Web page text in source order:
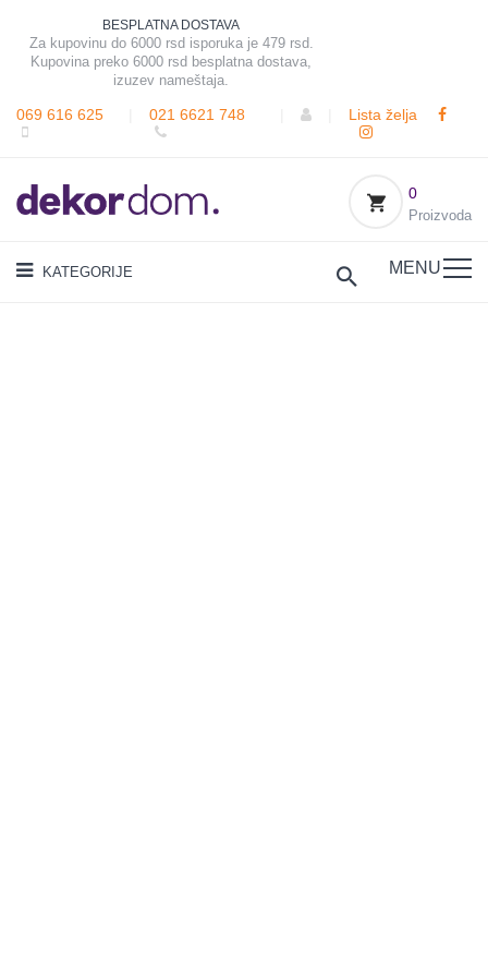
BESPLATNA DOSTAVA
Za kupovinu do 6000 rsd isporuka je 479 rsd.
Kupovina preko 6000 rsd besplatna dostava,
izuzev nameštaja.
069 616 625 021 6621 748 Lista želja
0
Proizvoda
KATEGORIJE MENU